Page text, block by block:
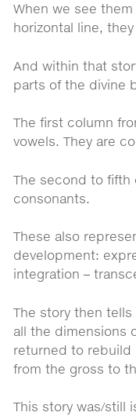
When we see
horizontal line,
And within that
parts of the divine
The first column
vowels. They are
The second to fifth
consonants.
These also
development:
integration –
The story then
all the dimensions
returned to rebuild
from the gross to
This story was/still